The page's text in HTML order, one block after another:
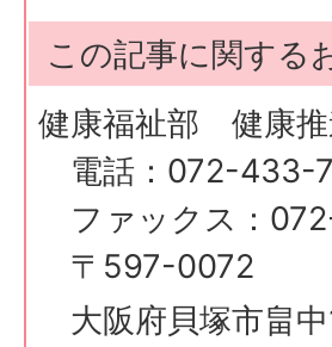
この記事に関する
健康福祉部 健康
電話：072-433-
ファックス：
〒597-0072
大阪府貝塚市畠